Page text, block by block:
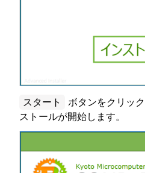
スタート
ボタンをクリッ
ストールが開始します。